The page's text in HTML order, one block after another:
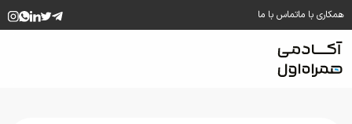
همکاری با ماتماس با ما